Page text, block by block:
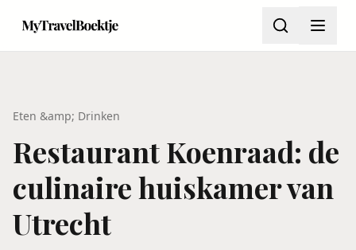
Eten &amp; Drinken
Restaurant Koenraad: de
culinaire huiskamer van
Utrecht